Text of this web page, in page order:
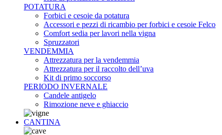
POTATURA
Forbici e cesoie da potatura
Accessori e pezzi di ricambio per forbici e cesoie Felco
Comfort sedia per lavori nella vigna
Spruzzatori
VENDEMMIA
Attrezzatura per la vendemmia
Attrezzatura per il raccolto dell’uva
Kit di primo soccorso
PERIODO INVERNALE
Candele antigelo
Rimozione neve e ghiaccio
CANTINA